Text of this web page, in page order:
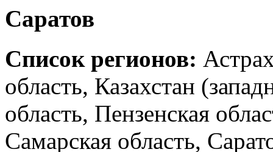
Саратов
Список регионов:
область, Казахстан
область, Пензенская
Самарская область,